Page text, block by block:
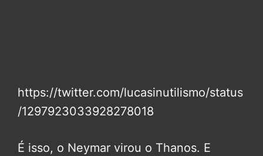
https://twitter.com/lucasinutilismo/status
/1297923033928278018
É isso, o Neymar virou o Thanos. E